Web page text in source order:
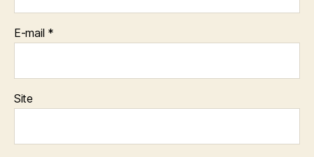
E-mail *
Site